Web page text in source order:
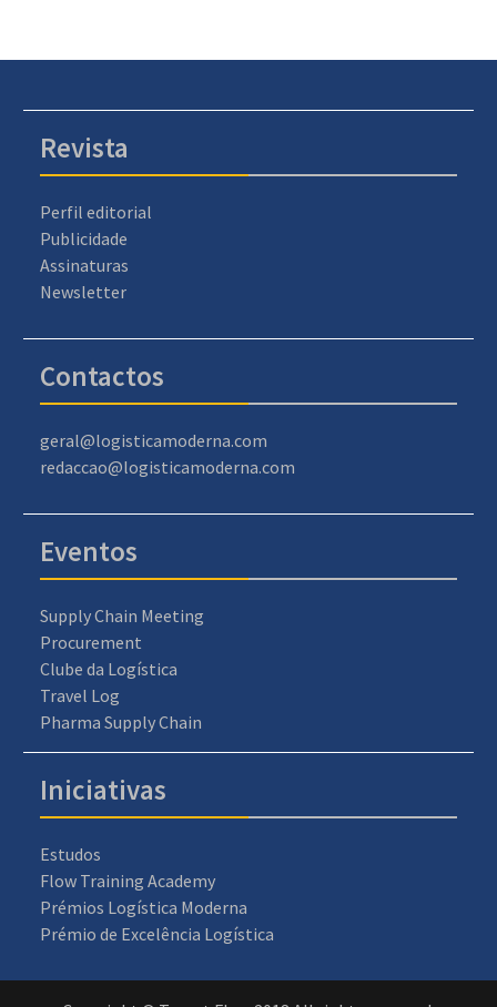
Revista
Perfil editorial
Publicidade
Assinaturas
Newsletter
Contactos
geral@logisticamoderna.com
redaccao@logisticamoderna.com
Eventos
Supply Chain Meeting
Procurement
Clube da Logística
Travel Log
Pharma Supply Chain
Iniciativas
Estudos
Flow Training Academy
Prémios Logística Moderna
Prémio de Excelência Logística